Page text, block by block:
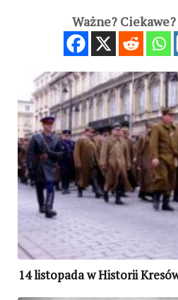
Ważne?
14 listopada w Historii